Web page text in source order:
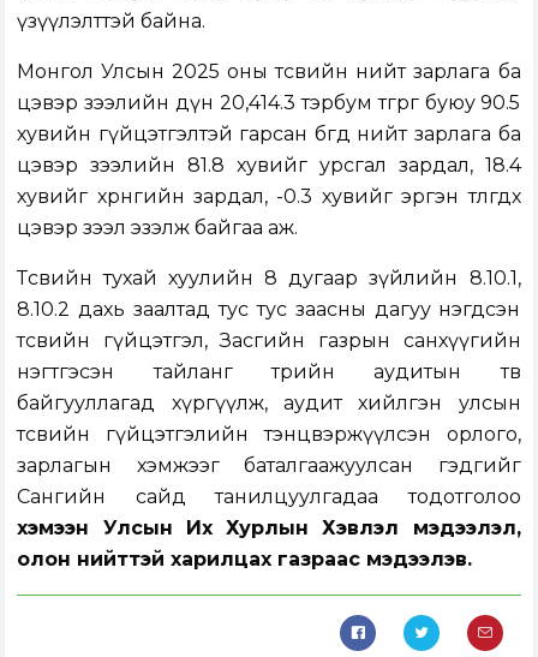
үзүүлэлттэй байна.
Монгол Улсын 2025 оны төсвийн нийт зарлага ба
цэвэр зээлийн дүн 20,414.3 тэрбум төгрөг буюу 90.5
хувийн гүйцэтгэлтэй гарсан бөгөөд нийт зарлага ба
цэвэр зээлийн 81.8 хувийг урсгал зардал, 18.4
хувийг хөрөнгийн зардал, -0.3 хувийг эргэн төлөгдөх
цэвэр зээл эзэлж байгаа аж.
Төсвийн тухай хуулийн 8 дугаар зүйлийн 8.10.1,
8.10.2 дахь заалтад тус тус заасны дагуу нэгдсэн
төсвийн гүйцэтгэл, Засгийн газрын санхүүгийн
нэгтгэсэн тайланг төрийн аудитын төв
байгууллагад хүргүүлж, аудит хийлгэн улсын
төсвийн гүйцэтгэлийн тэнцвэржүүлсэн орлого,
зарлагын хэмжээг баталгаажуулсан гэдгийг
Сангийн сайд танилцуулгадаа тодотголоо
хэмээн Улсын Их Хурлын Хэвлэл мэдээлэл,
олон нийттэй харилцах газраас мэдээлэв.